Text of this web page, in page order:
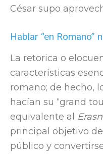
César supo
Hablar “en Romano”
La retorica o
características
romano; de hecho,
hacían su “grand
equivalente al
principal objetivo
público y